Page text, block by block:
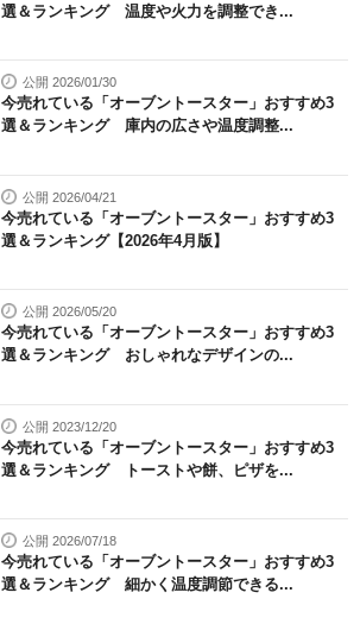
選＆ランキング 温度や火力を調整でき...
公開 2026/01/30
今売れている「オーブントースター」おすすめ3
選＆ランキング 庫内の広さや温度調整...
公開 2026/04/21
今売れている「オーブントースター」おすすめ3
選＆ランキング【2026年4月版】
公開 2026/05/20
今売れている「オーブントースター」おすすめ3
選＆ランキング おしゃれなデザインの...
公開 2023/12/20
今売れている「オーブントースター」おすすめ3
選＆ランキング トーストや餅、ピザを...
公開 2026/07/18
今売れている「オーブントースター」おすすめ3
選＆ランキング 細かく温度調節できる...